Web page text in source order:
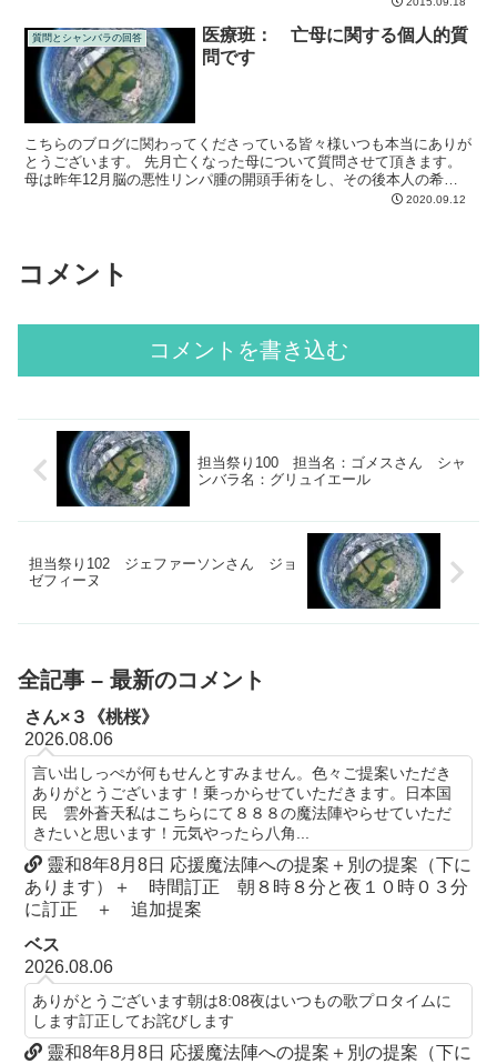
質問とシャンバラの回答
医療班： 亡母に関する個人的質
問です
こちらのブログに関わってくださっている皆々様いつも本当にありが
とうございます。 先月亡くなった母について質問させて頂きます。
母は昨年12月脳の悪性リンパ腫の開頭手術をし、その後本人の希望
により放射線治療を受けました。手術から亡くなるまで、...2020.09.12
コメント
コメントを書き込む
担当祭り100 担当名：ゴメスさん シャ
ンバラ名：グリュイエール
担当祭り102 ジェファーソンさん ジョ
ゼフィーヌ
全記事 – 最新のコメント
さん×３《桃桜》
2026.08.06
言い出しっぺが何もせんとすみません。色々ご提案いただき
ありがとうございます！乗っからせていただきます。日本国
民 雲外蒼天私はこちらにて８８８の魔法陣やらせていただ
きたいと思います！元気やったら八角...
靈和8年8月8日 応援魔法陣への提案＋別の提案（下に
あります）＋ 時間訂正 朝８時８分と夜１０時０３分
に訂正 ＋ 追加提案
ベス
2026.08.06
ありがとうございます朝は8:08夜はいつもの歌プロタイムに
します訂正してお詫びします
靈和8年8月8日 応援魔法陣への提案＋別の提案（下に